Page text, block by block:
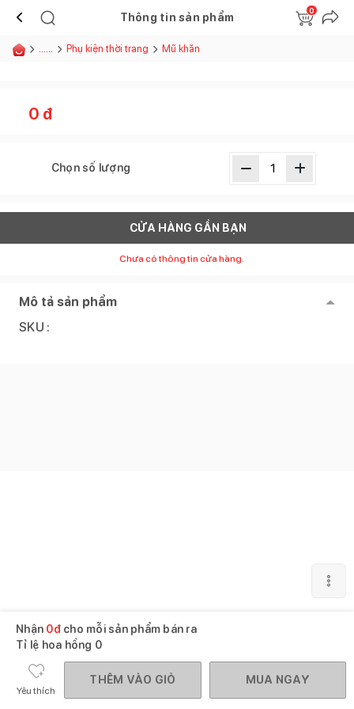
Thông tin sản phẩm
0
...... Phụ kiện thời trang Mũ khăn
0 đ
Chọn số lượng
CỬA HÀNG GẦN BẠN
Chưa có thông tin cửa hàng.
Mô tả sản phẩm
SKU :
Nhận 0đcho mỗi sản phẩm bán ra
Tỉ lệ hoa hồng 0
Yêu thích
THÊM VÀO GIỎ MUA NGAY